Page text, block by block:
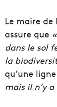
Le maire de
assure que
dans le sol
la
qu’une
mais il n’y